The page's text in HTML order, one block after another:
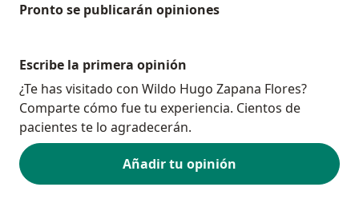
Pronto se publicarán opiniones
Escribe la primera opinión
¿Te has visitado con Wildo Hugo Zapana Flores?
Comparte cómo fue tu experiencia. Cientos de
pacientes te lo agradecerán.
Añadir tu opinión